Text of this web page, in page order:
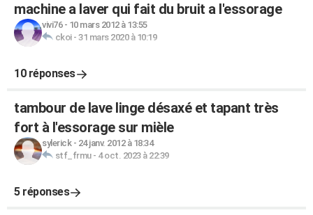
machine a laver qui fait du bruit a l'essorage
vivi76- 10 mars 2012 à 13:55
ckoi- 31 mars 2020 à 10:19
10 réponses
tambour de lave linge désaxé et tapant très
fort à l'essorage sur mièle
sylerick- 24 janv. 2012 à 18:34
stf_frmu- 4 oct. 2023 à 22:39
5 réponses